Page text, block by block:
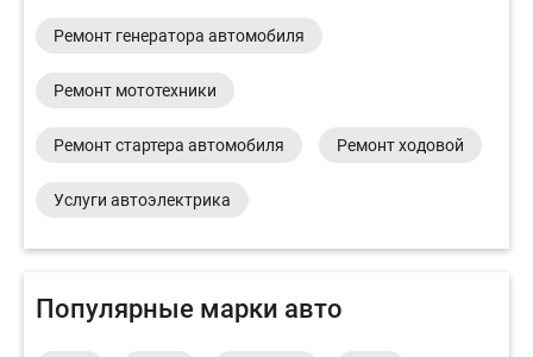
Ремонт генератора автомобиля
Ремонт мототехники
Ремонт стартера автомобиля Ремонт ходовой
Услуги автоэлектрика
Популярные марки авто